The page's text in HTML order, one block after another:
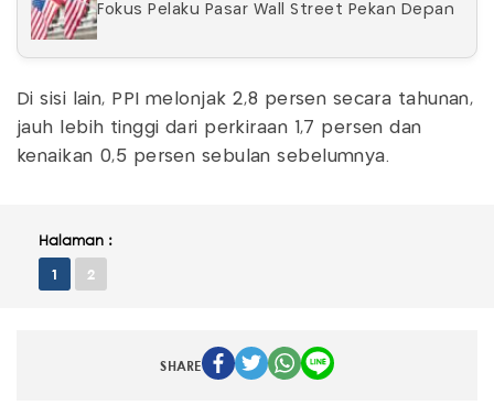
Fokus Pelaku Pasar Wall Street Pekan Depan
Di sisi lain, PPI melonjak 2,8 persen secara tahunan,
jauh lebih tinggi dari perkiraan 1,7 persen dan
kenaikan 0,5 persen sebulan sebelumnya.
Halaman :
1 2
SHARE